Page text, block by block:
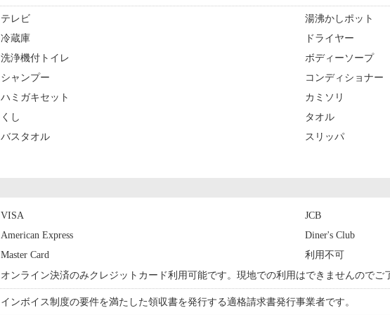
テレビ
湯沸かしポット
冷蔵庫
ドライヤー
洗浄機付トイレ
ボディーソープ
シャンプー
コンディショナー
ハミガキセット
カミソリ
くし
タオル
バスタオル
スリッパ
VISA
JCB
American Express
Diner's Club
Master Card
利用不可
オンライン決済のみクレジットカード利用可能です。現地での利用はできませんのでご
インボイス制度の要件を満たした領収書を発行する適格請求書発行事業者です。